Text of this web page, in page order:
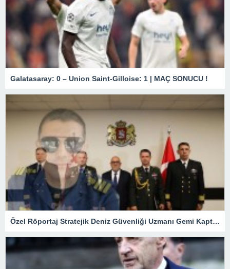
Galatasaray: 0 – Union Saint-Gilloise: 1 | MAÇ SONUCU !
Özel Röportaj Stratejik Deniz Güvenliği Uzmanı Gemi Kaptanı Şahin Avşar ile Konuştuk? “Karadeniz’de yeni bir güvenlik mimarisi mi doğuyor?